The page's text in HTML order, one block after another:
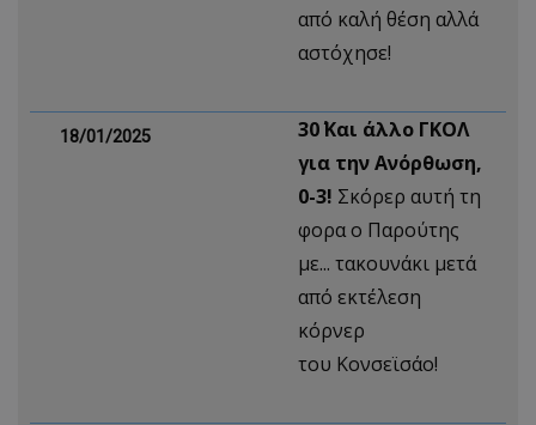
από καλή θέση αλλά
αστόχησε!
18/01/2025
30΄ Και άλλο ΓΚΟΛ
για την Ανόρθωση,
0-3! Σκόρερ αυτή τη
φορα ο Παρούτης
με... τακουνάκι μετά
από εκτέλεση
κόρνερ
του Κονσεϊσάο!